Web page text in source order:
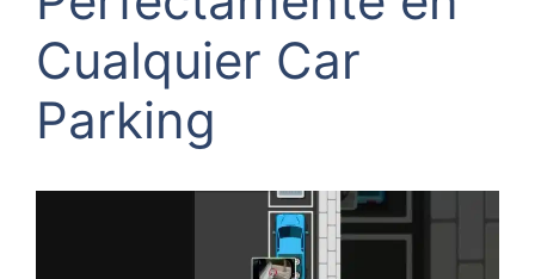
Cualquier Car
Parking